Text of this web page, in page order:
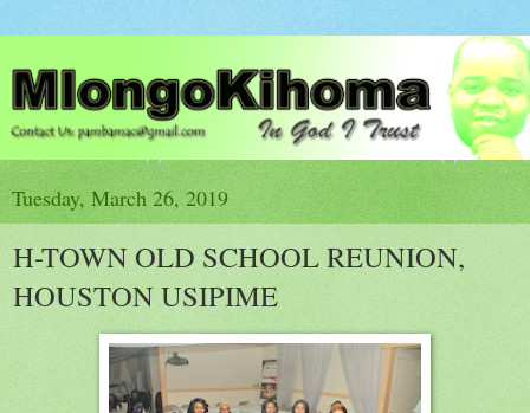
Tuesday, March 26, 2019
H-TOWN OLD SCHOOL REUNION,
HOUSTON USIPIME